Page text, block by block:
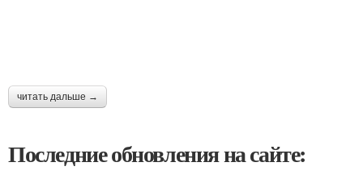
читать дальше →
Последние обновления на сайте: